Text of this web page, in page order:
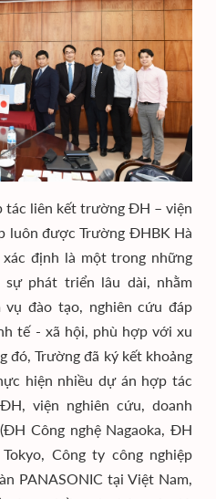
tác liên kết trường ĐH – viện
luôn được Trường ĐHBK Hà
định là một trong những
phát triển lâu dài, nhằm
đào tạo, nghiên cứu đáp
tế - xã hội, phù hợp với xu
đó, Trường đã ký kết khoảng
hiện nhiều dự án hợp tác
viện nghiên cứu, doanh
Công nghệ Nagaoka, ĐH
Công ty công nghiệp
PANASONIC tại Việt Nam,